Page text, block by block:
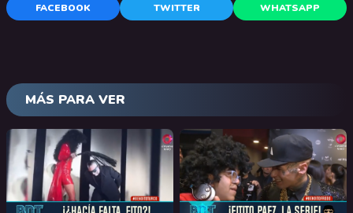
FACEBOOK TWITTER WHATSAPP
MÁS PARA VER